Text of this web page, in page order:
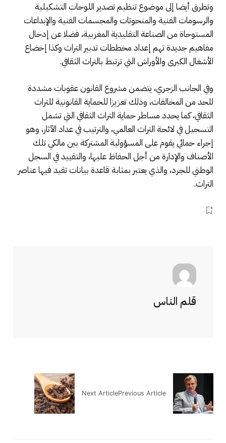
وتطرق أيضا إلى موضوع تنظيم تصدير اللوحات التشكيلية
والرسومات الفنية والمنحوتات والمجسمات الفنية والإبداعات
المستوحاة من الصناعة التقليدية المغربية، فضلا عن إدخال
مفاهيم جديدة تهم إعداد مخططات تدبير التراث وكذا إخضاع
الأشغال الكبرى والأوراش التي ترتبط بالتراث الثقافي.
وفي الجانب الزجري، يتضمن مشروع القانون عقوبات مشددة
للحد من المخالفات، وذلك تعزيزا للحماية القانونية للتراث
الثقافي، كما يحدد مساطر حماية التراث الثقافي التي تشمل
التسجيل في لائحة التراث العالمي، والترتيب في عداد الآثار، وهو
إجراء حمائي يقوم على المسؤولية المشتركة بين مالكي تلك
الأصناف والإدارة من أجل الحفاظ عليها، والتقييد في السجل
الوطني للجرد، والذي يعتبر بمثابة قاعدة بيانات تقيد فيها عناصر
التراث.
قلم الناس
Previous Article
Next Article